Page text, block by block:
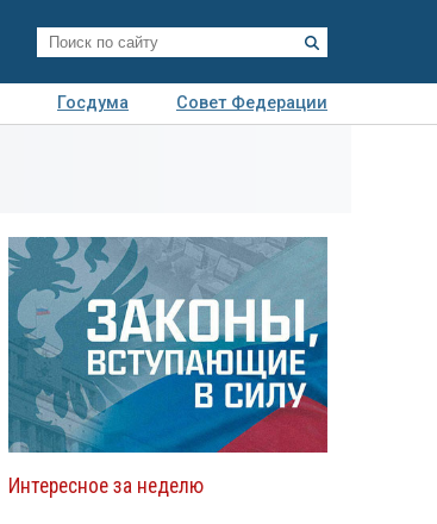
Госдума
Совет Федерации
Интересное за неделю